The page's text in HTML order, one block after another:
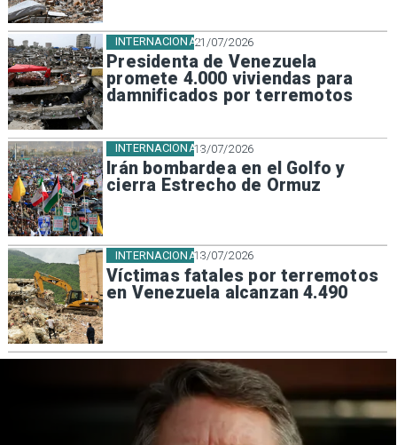
21/07/2026
Presidenta de Venezuela
promete 4.000 viviendas para
damnificados por terremotos
INTERNACIONAL
13/07/2026
Irán bombardea en el Golfo y
cierra Estrecho de Ormuz
INTERNACIONAL
13/07/2026
Víctimas fatales por terremotos
en Venezuela alcanzan 4.490
INTERNACIONAL